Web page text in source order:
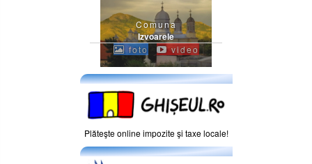
Comuna
Izvoarele
foto video
Plăteşte online impozite şi taxe locale!